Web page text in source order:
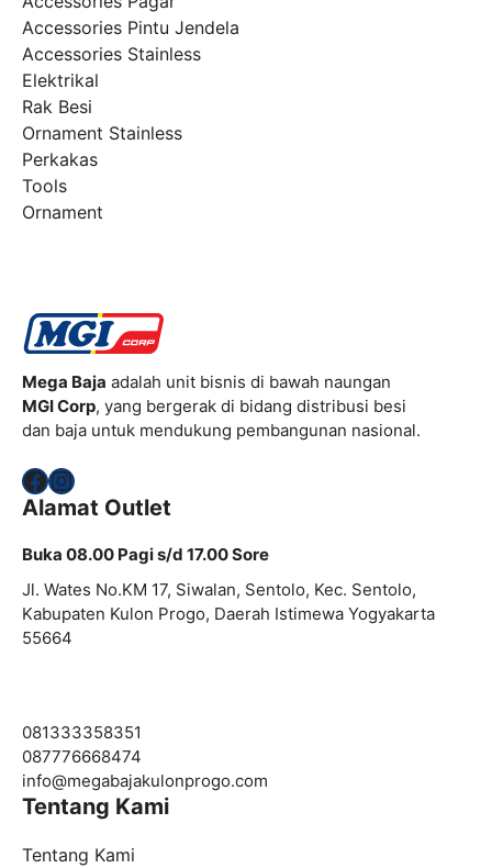
Accessories Pintu Jendela
Accessories Stainless
Elektrikal
Rak Besi
Ornament Stainless
Perkakas
Tools
Ornament
Mega Baja adalah unit bisnis di bawah naungan
MGI Corp, yang bergerak di bidang distribusi besi
dan baja untuk mendukung pembangunan nasional.
Facebook
Instagram
Alamat Outlet
Buka 08.00 Pagi s/d 17.00 Sore
Jl. Wates No.KM 17, Siwalan, Sentolo, Kec. Sentolo,
Kabupaten Kulon Progo, Daerah Istimewa Yogyakarta
55664
081333358351
087776668474
info@megabajakulonprogo.com
Tentang Kami
Tentang Kami